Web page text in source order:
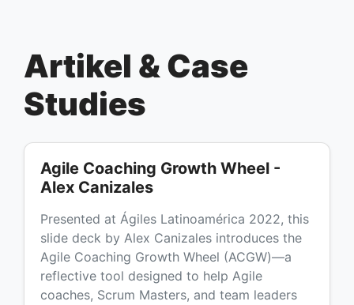
Artikel & Case
Studies
Agile Coaching Growth Wheel -
Alex Canizales
Presented at Ágiles Latinoamérica 2022, this
slide deck by Alex Canizales introduces the
Agile Coaching Growth Wheel (ACGW)—a
reflective tool designed to help Agile
coaches, Scrum Masters, and team leaders